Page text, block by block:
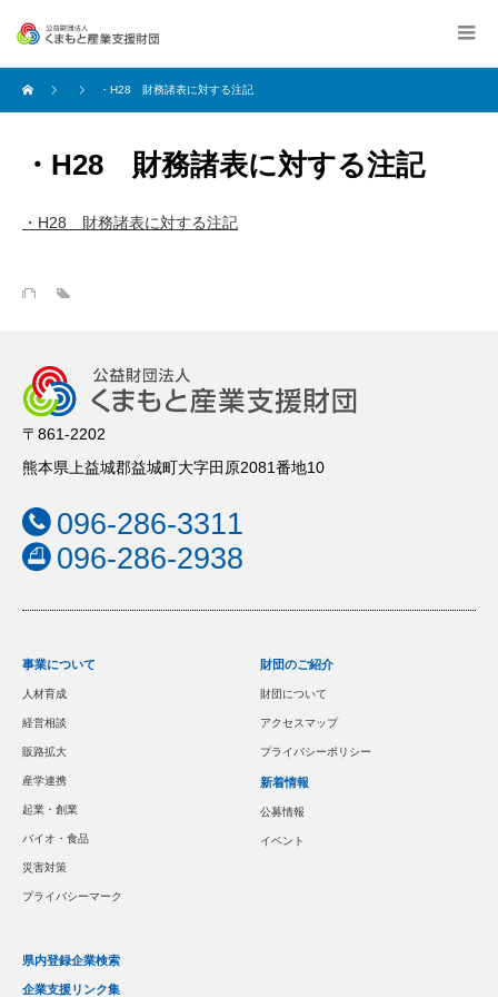
・H28 財務諸表に対する注記
・H28 財務諸表に対する注記
・H28 財務諸表に対する注記
〒861-2202
熊本県上益城郡益城町大字田原2081番地10
096-286-3311
096-286-2938
事業について
人材育成
経営相談
販路拡大
産学連携
起業・創業
バイオ・食品
災害対策
プライバシーマーク
財団のご紹介
財団について
アクセスマップ
プライバシーポリシー
新着情報
公募情報
イベント
県内登録企業検索
企業支援リンク集